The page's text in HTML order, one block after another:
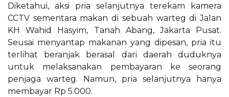
Diketahui, aksi pria selanjutnya terekam kamera
CCTV sementara makan di sebuah warteg di Jalan
KH Wahid Hasyim, Tanah Abang, Jakarta Pusat.
Seusai menyantap makanan yang dipesan, pria itu
terlihat beranjak berasal dari daerah duduknya
untuk melaksanakan pembayaran ke seorang
penjaga warteg. Namun, pria selanjutnya hanya
membayar Rp 5.000.